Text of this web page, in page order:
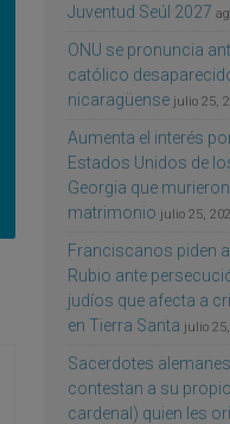
Juventud Seúl 2027
ONU se pronuncia
católico
nicaragüense julio 25,
Aumenta el interés
Estados Unidos de
Georgia que
matrimonio julio 25,
Franciscanos piden
Rubio ante
judíos que afecta a
en Tierra Santa julio
Sacerdotes
contestan a su
cardenal) quien les